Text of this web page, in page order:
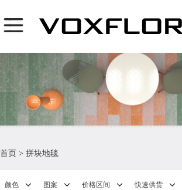
首页 > 拼块地毯
颜色 图案 价格区间 快速供货